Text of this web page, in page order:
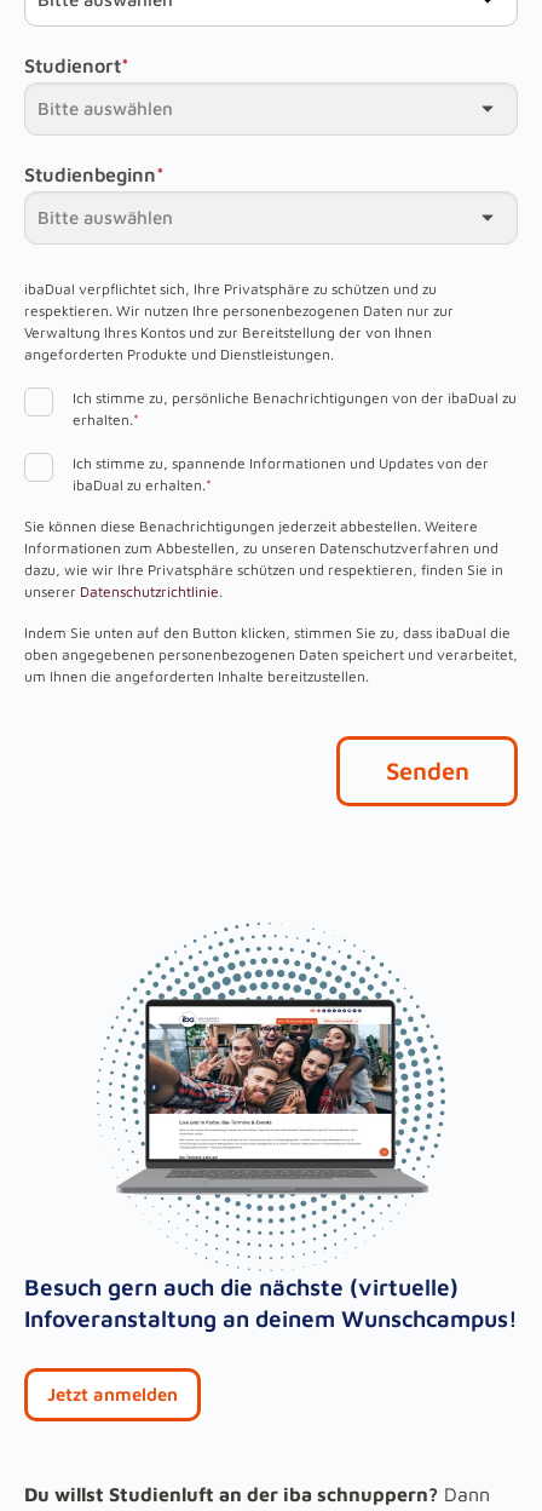
Studienort*
Studienbeginn*
ibaDual verpflichtet sich, Ihre Privatsphäre zu schützen und zu
respektieren. Wir nutzen Ihre personenbezogenen Daten nur zur
Verwaltung Ihres Kontos und zur Bereitstellung der von Ihnen
angeforderten Produkte und Dienstleistungen.
Ich stimme zu, persönliche Benachrichtigungen von der ibaDual zu
erhalten.*
Ich stimme zu, spannende Informationen und Updates von der
ibaDual zu erhalten.*
Sie können diese Benachrichtigungen jederzeit abbestellen. Weitere
Informationen zum Abbestellen, zu unseren Datenschutzverfahren und
dazu, wie wir Ihre Privatsphäre schützen und respektieren, finden Sie in
unserer Datenschutzrichtlinie.
Indem Sie unten auf den Button klicken, stimmen Sie zu, dass ibaDual die
oben angegebenen personenbezogenen Daten speichert und verarbeitet,
um Ihnen die angeforderten Inhalte bereitzustellen.
Besuch gern auch die nächste (virtuelle)
Infoveranstaltung an deinem Wunschcampus!
Jetzt anmelden
Du willst Studienluft an der iba schnuppern? Dann